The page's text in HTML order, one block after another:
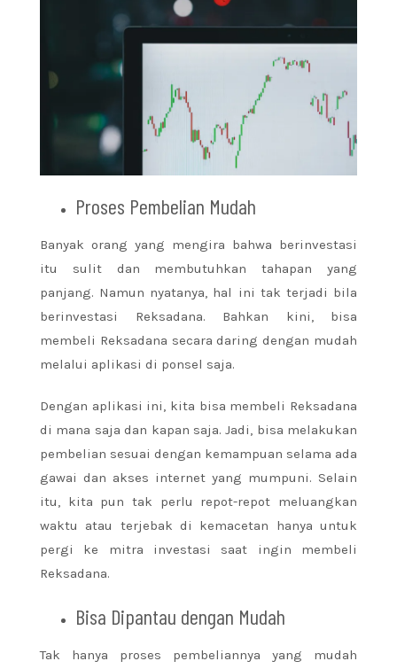
Proses Pembelian Mudah
Banyak orang yang mengira bahwa berinvestasi
itu sulit dan membutuhkan tahapan yang
panjang. Namun nyatanya, hal ini tak terjadi bila
berinvestasi Reksadana. Bahkan kini, bisa
membeli Reksadana secara daring dengan mudah
melalui aplikasi di ponsel saja.
Dengan aplikasi ini, kita bisa membeli Reksadana
di mana saja dan kapan saja. Jadi, bisa melakukan
pembelian sesuai dengan kemampuan selama ada
gawai dan akses internet yang mumpuni. Selain
itu, kita pun tak perlu repot-repot meluangkan
waktu atau terjebak di kemacetan hanya untuk
pergi ke mitra investasi saat ingin membeli
Reksadana.
Bisa Dipantau dengan Mudah
Tak hanya proses pembeliannya yang mudah